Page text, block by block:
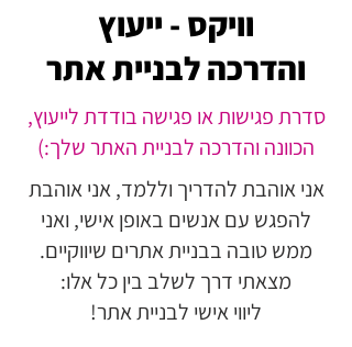
וויקס - ייעוץ
והדרכה לבניית אתר
סדרת פגישות או פגישה בודדת לייעוץ,
הכוונה והדרכה לבניית האתר שלך:)
אני אוהבת להדריך וללמד, אני אוהבת
להפגש עם אנשים באופן אישי, ואני
ממש טובה בבניית אתרים שיווקיים.
מצאתי דרך לשלב בין כל אלו:
ליווי אישי לבניית אתר!